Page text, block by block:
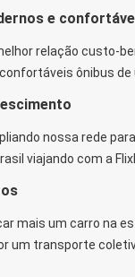
e
relação custo-
ônibus de
nossa rede
viajando com a
mais um carro na
um transporte